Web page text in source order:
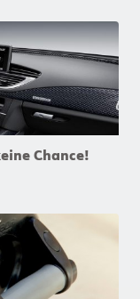
Chance!